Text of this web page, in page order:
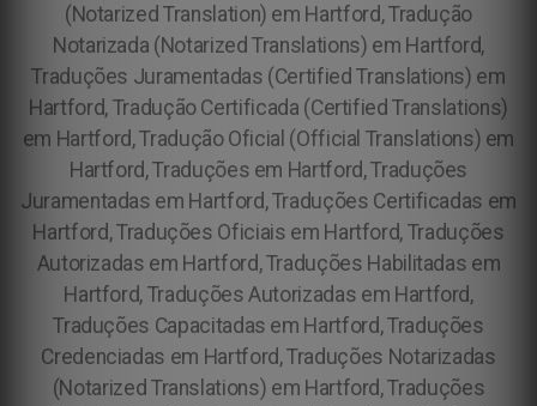
(Notarized Translation) em Hartford, Tradução
Notarizada (Notarized Translations) em Hartford,
Traduções Juramentadas (Certified Translations) em
Hartford, Tradução Certificada (Certified Translations)
em Hartford, Tradução Oficial (Official Translations) em
Hartford, Traduções em Hartford, Traduções
Juramentadas em Hartford, Traduções Certificadas em
Hartford, Traduções Oficiais em Hartford, Traduções
Autorizadas em Hartford, Traduções Habilitadas em
Hartford, Traduções Autorizadas em Hartford,
Traduções Capacitadas em Hartford, Traduções
Credenciadas em Hartford, Traduções Notarizadas
(Notarized Translations) em Hartford, Traduções